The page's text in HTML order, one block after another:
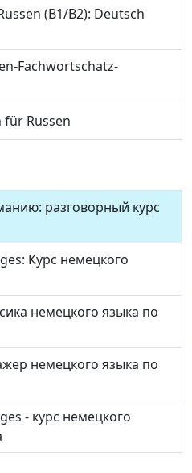
(B1/B2): Deutsch
Fachwortschatz-
für Russen
разговорный курс
Курс немецкого
немецкого языка по
немецкого языка по
- курс немецкого